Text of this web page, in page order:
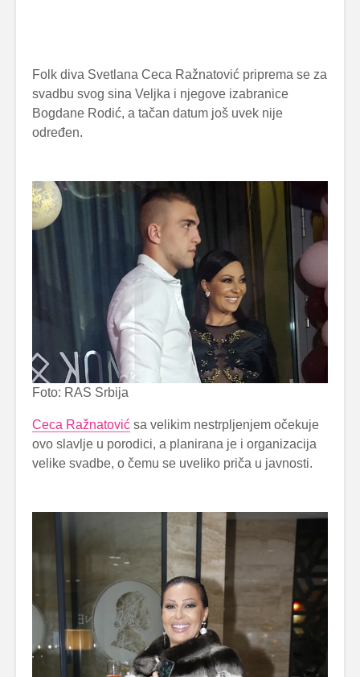
Folk diva Svetlana Ceca Ražnatović priprema se za
svadbu svog sina Veljka i njegove izabranice
Bogdane Rodić, a tačan datum još uvek nije
određen.
Foto: RAS Srbija
Ceca Ražnatović sa velikim nestrpljenjem očekuje
ovo slavlje u porodici, a planirana je i organizacija
velike svadbe, o čemu se uveliko priča u javnosti.